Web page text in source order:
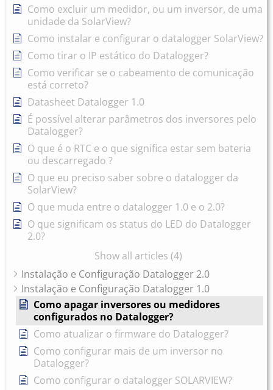
Como excluir um medidor, ou um inversor, de uma
unidade da SolarView?
Como instalar e configurar o datalogger SolarView?
Como tirar o IP estático do Datalogger?
Como verificar se o cabeamento de comunicação
está correto?
Datasheet Datalogger 1.0
É possível alterar parâmetros dos inversores pelo
Datalogger?
O que é o RTC e o que significa estar sem bateria
ou descarregado ?
O que eu preciso saber sobre o datalogger da
SolarView?
O que muda entre o datalogger 1.0 e o 2.0?
O que significam os status do LED do Datalogger
2.0?
Show all articles (4)
Instalação e Configuração Datalogger 2.0
Instalação e Configuração Datalogger 1.0
Como apagar inversores ou medidores
configurados no Datalogger?
Como atualizar o firmware do Datalogger?
Como configurar mais de um inversor no
Datalogger?
Como configurar o datalogger SOLARVIEW?